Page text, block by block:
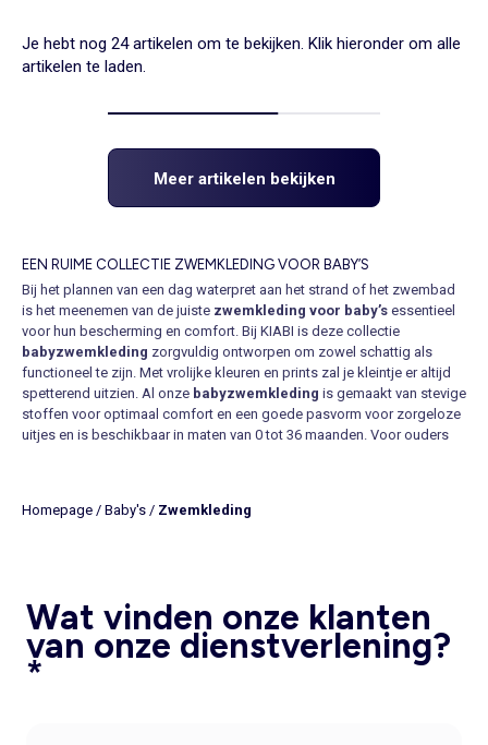
Je hebt nog 24 artikelen om te bekijken. Klik hieronder om alle
artikelen te laden.
Meer artikelen bekijken
EEN RUIME COLLECTIE ZWEMKLEDING VOOR BABY’S
Bij het plannen van een dag waterpret aan het strand of het zwembad
is het meenemen van de juiste zwemkleding voor baby’s essentieel
voor hun bescherming en comfort. Bij KIABI is deze collectie
babyzwemkleding zorgvuldig ontworpen om zowel schattig als
functioneel te zijn. Met vrolijke kleuren en prints zal je kleintje er altijd
spetterend uitzien. Al onze babyzwemkleding is gemaakt van stevige
stoffen voor optimaal comfort en een goede pasvorm voor zorgeloze
uitjes en is beschikbaar in maten van 0 tot 36 maanden. Voor ouders
keer op keer gewassen worden en zijn zo niet alleen vriendelijk voor
In de afgelopen jaren heeft de zwemkleding industrie één en ander
doorgemaakt, trends waarbij hoofdzakelijk comfort, stijl, kwaliteit en
duurzaamheid belangrijk zijn. Bij KIABI vind je de ideale balans tussen
praktische en trendy
Homepage / Baby's / Zwemkleding
Wat vinden onze klanten
van onze dienstverlening?
*